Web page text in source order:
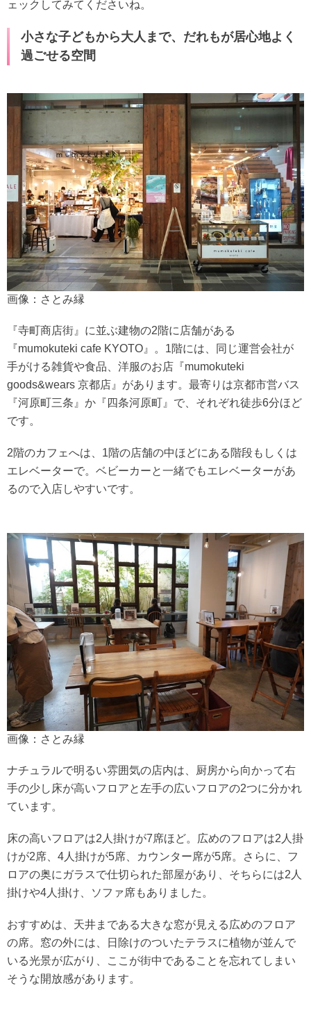
ェックしてみてくださいね。
小さな子どもから大人まで、だれもが居心地よく
過ごせる空間
画像：さとみ縁
『寺町商店街』に並ぶ建物の2階に店舗がある
『mumokuteki cafe KYOTO』。1階には、同じ運営会社が
手がける雑貨や食品、洋服のお店『mumokuteki
goods&wears 京都店』があります。最寄りは京都市営バス
『河原町三条』か『四条河原町』で、それぞれ徒歩6分ほど
です。
2階のカフェへは、1階の店舗の中ほどにある階段もしくは
エレベーターで。ベビーカーと一緒でもエレベーターがあ
るので入店しやすいです。
画像：さとみ縁
ナチュラルで明るい雰囲気の店内は、厨房から向かって右
手の少し床が高いフロアと左手の広いフロアの2つに分かれ
ています。
床の高いフロアは2人掛けが7席ほど。広めのフロアは2人掛
けが2席、4人掛けが5席、カウンター席が5席。さらに、フ
ロアの奥にガラスで仕切られた部屋があり、そちらには2人
掛けや4人掛け、ソファ席もありました。
おすすめは、天井まである大きな窓が見える広めのフロア
の席。窓の外には、日除けのついたテラスに植物が並んで
いる光景が広がり、ここが街中であることを忘れてしまい
そうな開放感があります。